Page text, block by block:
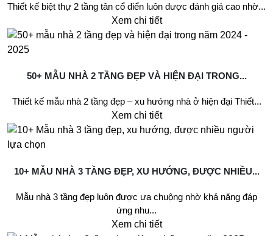
Thiết kế biệt thự 2 tầng tân cổ điển luôn được đánh giá cao nhờ...
Xem chi tiết
50+ MẪU NHÀ 2 TẦNG ĐẸP VÀ HIỆN ĐẠI TRONG...
Thiết kế mẫu nhà 2 tầng đẹp – xu hướng nhà ở hiện đại Thiết...
Xem chi tiết
10+ MẪU NHÀ 3 TẦNG ĐẸP, XU HƯỚNG, ĐƯỢC NHIỀU...
Mẫu nhà 3 tầng đẹp luôn được ưa chuộng nhờ khả năng đáp
ứng nhu...
Xem chi tiết